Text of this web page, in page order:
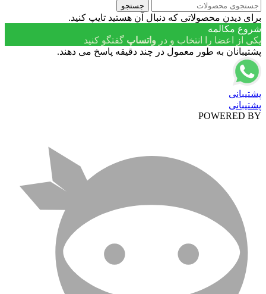
جستجو
برای دیدن محصولاتی که دنبال آن هستید تایپ کنید.
شروع مکالمه
یکی از اعضا را انتخاب و در واتساپ گفتگو کنید
پشتیبانان به طور معمول در چند دقیقه پاسخ می دهند.
پشتیبانی
پشتیبانی
POWERED BY